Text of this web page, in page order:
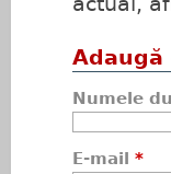
Adaugă
Numele
E-mail *